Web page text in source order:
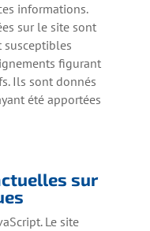
informations.
sur le site sont
figurant
Ils sont donnés
été apportées
sur
Le site